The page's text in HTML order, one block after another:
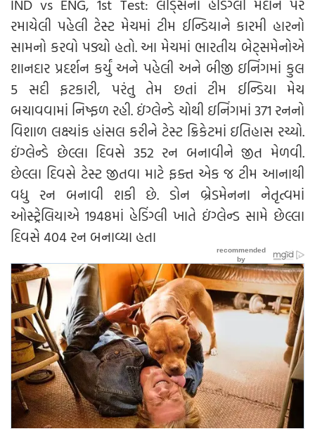
રમાયેલી પહેલી ટેસ્ટ મેચમાં ટીમ ઈન્ડિયાને કારમી હારનો
સામનો કરવો પડ્યો હતો. આ મેચમાં ભારતીય બેટ્સમેનોએ
શાનદાર પ્રદર્શન કર્યું અને પહેલી અને બીજી ઇનિંગમાં કુલ
5 સદી ફટકારી, પરંતુ તેમ છતાં ટીમ ઈન્ડિયા મેચ
બચાવવામાં નિષ્ફળ રહી. ઇંગ્લેન્ડે ચોથી ઇનિંગમાં 371 રનનો
વિશાળ લક્ષ્યાંક હાંસલ કરીને ટેસ્ટ ક્રિકેટમાં ઇતિહાસ રચ્યો.
ઇંગ્લેન્ડે છેલ્લા દિવસે 352 રન બનાવીને જીત મેળવી.
છેલ્લા દિવસે ટેસ્ટ જીતવા માટે ફક્ત એક જ ટીમ આનાથી
વધુ રન બનાવી શકી છે. ડોન બ્રેડમેનના નેતૃત્વમાં
ઓસ્ટ્રેલિયાએ 1948માં હેડિંગ્લી ખાતે ઇંગ્લેન્ડ સામે છેલ્લા
દિવસે 404 રન બનાવ્યા હતા